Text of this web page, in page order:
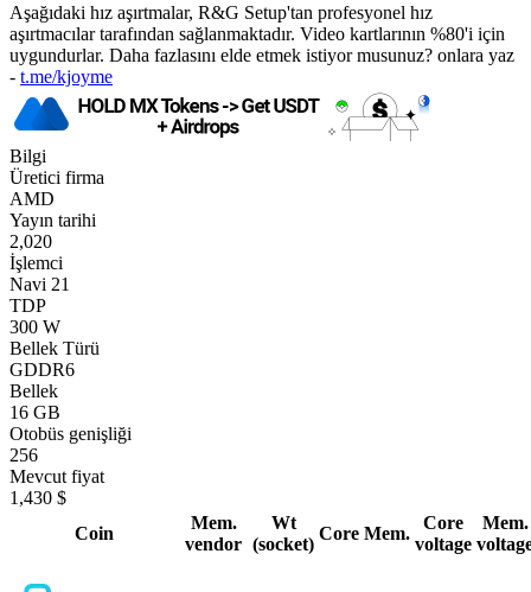
Aşağıdaki hız aşırtmalar, R&G Setup'tan profesyonel hız
aşırtmacılar tarafından sağlanmaktadır. Video kartlarının %80'i için
uygundurlar. Daha fazlasını elde etmek istiyor musunuz? onlara yaz
- t.me/kjoyme
Bilgi
Üretici firma
AMD
Yayın tarihi
2,020
İşlemci
Navi 21
TDP
300 W
Bellek Türü
GDDR6
Bellek
16 GB
Otobüs genişliği
256
Mevcut fiyat
1,430 $
Coin
Mem.
vendor
Wt
(socket)
Core Mem.
Core
voltage
Mem.